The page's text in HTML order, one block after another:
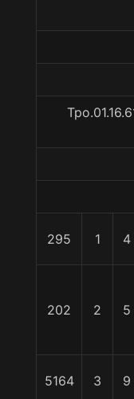
295 1 4
202 2 5
5164 3 9